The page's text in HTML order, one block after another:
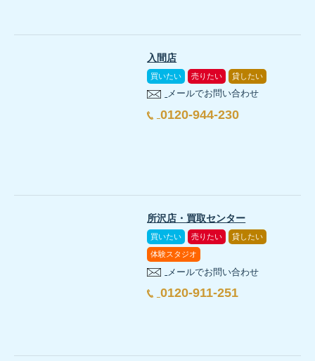
入間店
買いたい 売りたい 貸したい
メールでお問い合わせ
0120-944-230
所沢店・買取センター
買いたい 売りたい 貸したい
体験スタジオ
メールでお問い合わせ
0120-911-251